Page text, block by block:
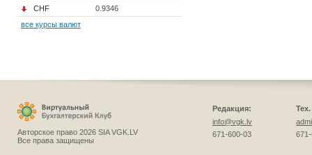
CHF
0.9346
все курсы валют
Авторское право 2026 SIA VGK.LV
Все права защищены
Редакция:
info@vgk.lv
671-600-03